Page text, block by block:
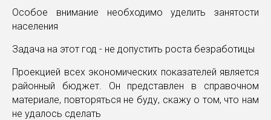
Особое внимание необходимо уделить занятости
населения
Задача на этот год - не допустить роста безработицы
Проекцией всех экономических показателей является
районный бюджет. Он представлен в справочном
материале, повторяться не буду, скажу о том, что нам
не удалось сделать